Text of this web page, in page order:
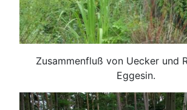
Zusammenfluß von Uecker und
Eggesin.